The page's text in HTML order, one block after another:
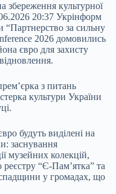
збереження культурної
20:37 Укрінформ
“Партнерство за сильну
2026 домовились
євро для захисту
з питань
культури України
будуть виділені на
заснування
музейних колекцій,
“Є-Пам’ятка” та
спадщини у громадах, що